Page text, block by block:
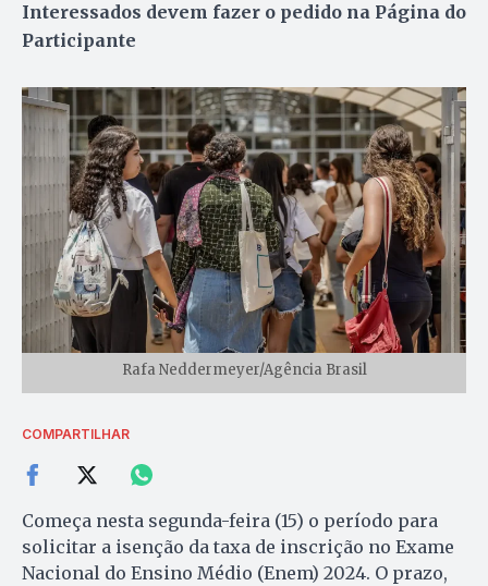
Interessados devem fazer o pedido na Página do
Participante
Rafa Neddermeyer/Agência Brasil
COMPARTILHAR
Começa nesta segunda-feira (15) o período para
solicitar a isenção da taxa de inscrição no Exame
Nacional do Ensino Médio (Enem) 2024. O prazo,